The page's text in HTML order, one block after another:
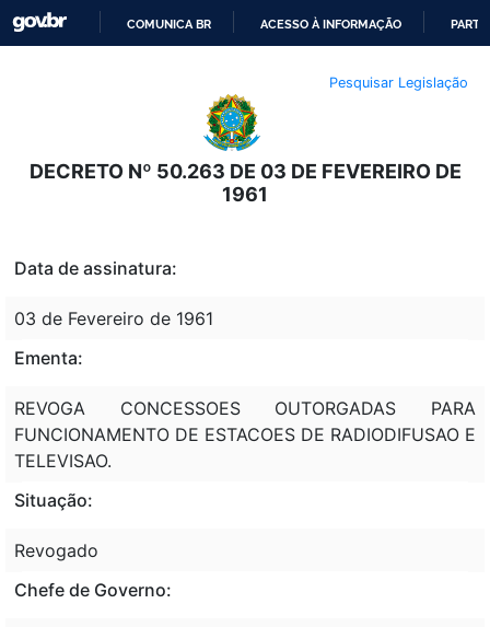
O
CONTEÚDO
COMUNICA BR ACESSO À INFORMAÇÃO
Pesquisar Legislação
DECRETO Nº 50.263 DE 03 DE FEVEREIRO DE
1961
Data de assinatura:
03 de Fevereiro de 1961
Ementa:
REVOGA CONCESSOES OUTORGADAS PARA
FUNCIONAMENTO DE ESTACOES DE RADIODIFUSAO E
TELEVISAO.
Situação:
Revogado
Chefe de Governo: